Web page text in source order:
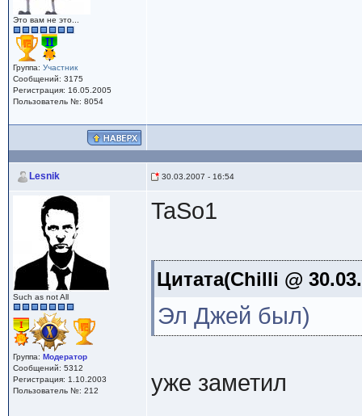
Это вам не это...
Группа: Участник
Сообщений: 3175
Регистрация: 16.05.2005
Пользователь №: 8054
Lesnik 30.03.2007 - 16:54
Such as not All
Группа: Модератор
Сообщений: 5312
Регистрация: 1.10.2003
Пользователь №: 212
TaSo1
Цитата(Chilli @
Эл Джей был)
уже заметил